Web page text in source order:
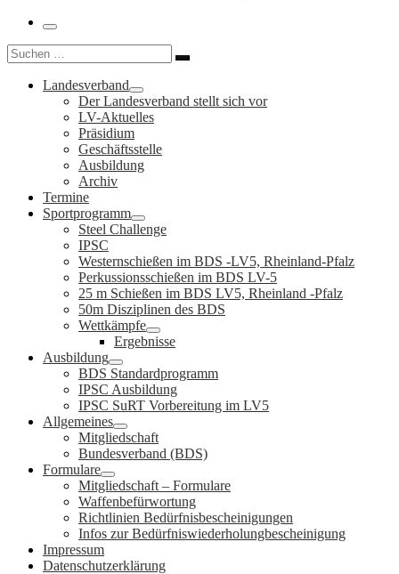
Menü
Suche
Suchen …
Landesverband
Der Landesverband stellt sich vor
LV-Aktuelles
Präsidium
Geschäftsstelle
Ausbildung
Archiv
Termine
Sportprogramm
Steel Challenge
IPSC
Westernschießen im BDS -LV5, Rheinland-Pfalz
Perkussionsschießen im BDS LV-5
25 m Schießen im BDS LV5, Rheinland -Pfalz
50m Disziplinen des BDS
Wettkämpfe
Ergebnisse
Ausbildung
BDS Standardprogramm
IPSC Ausbildung
IPSC SuRT Vorbereitung im LV5
Allgemeines
Mitgliedschaft
Bundesverband (BDS)
Formulare
Mitgliedschaft – Formulare
Waffenbefürwortung
Richtlinien Bedürfnisbescheinigungen
Infos zur Bedürfniswiederholungbescheinigung
Impressum
Datenschutzerklärung